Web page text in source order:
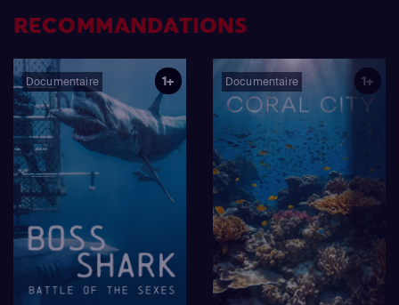
RECOMMANDATIONS
Documentaire 1+ Documentaire 1+